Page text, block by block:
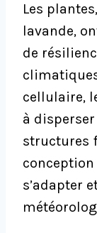
Les
lavande,
de
cellulaire,
à
structures
s’adapter